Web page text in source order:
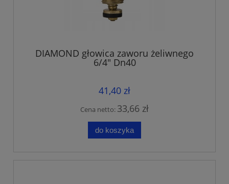
DIAMOND głowica zaworu żeliwnego
6/4" Dn40
41,40 zł
Cena netto: 33,66 zł
do koszyka